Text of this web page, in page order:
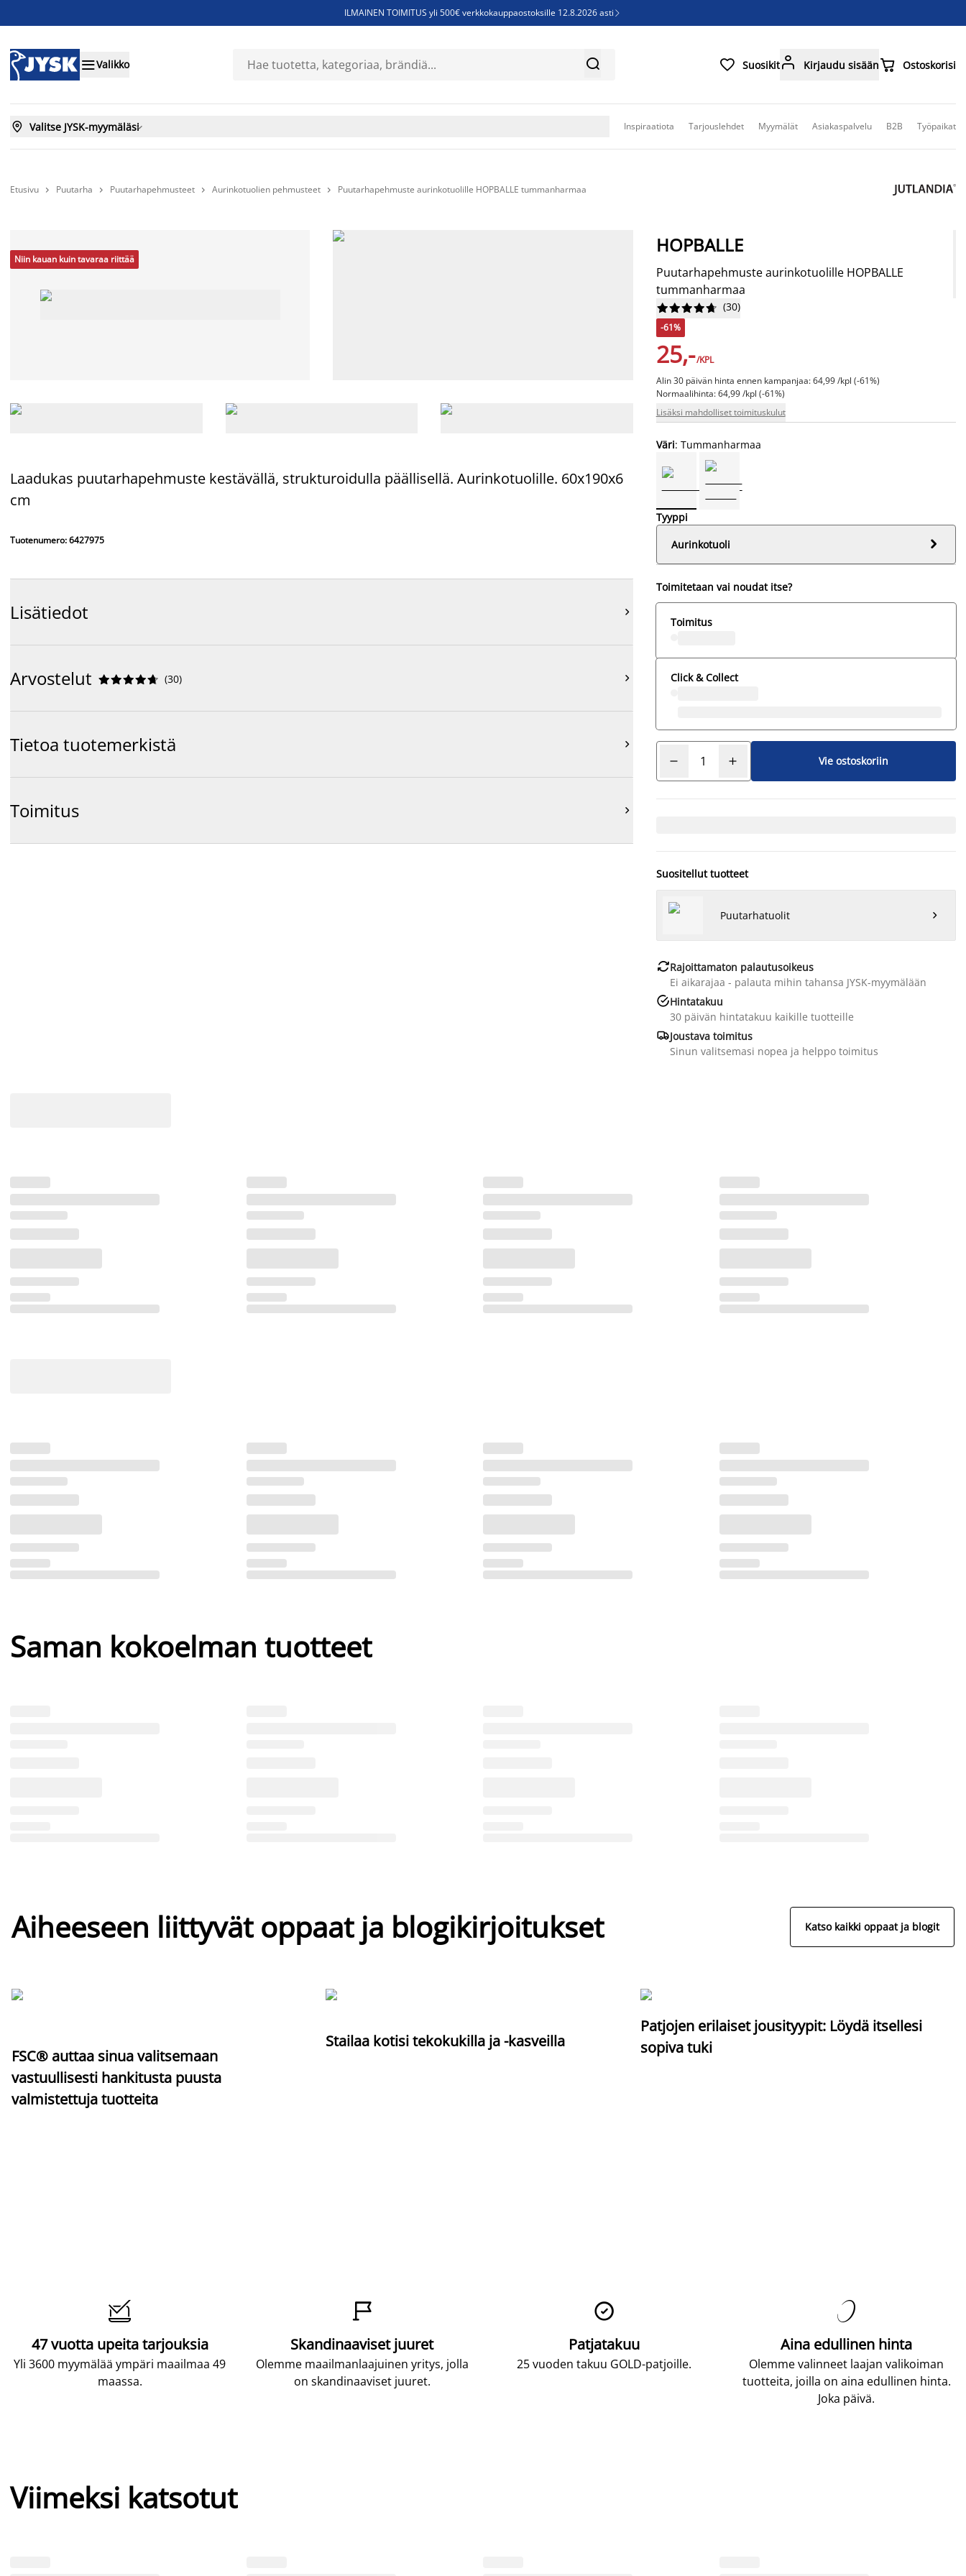
ILMAINEN TOIMITUS yli 500€ verkkokauppaostoksille 12.8.2026 asti 
Sijauspatjoja - Säästä jopa 60%
Valikko   Suosikit Kirjaudu sisään Ostoskorisi
 Valitse JYSK-myymäläsi Inspiraatiota Tarjouslehdet Myymälät Asiakaspalvelu B2B Työpaikat
Etusivu  Puutarha  Puutarhapehmusteet  Aurinkotuolien pehmusteet  Puutarhapehmuste aurinkotuolille HOPBALLE tummanharmaa
Niin kauan kuin tavaraa riittää
Laadukas puutarhapehmuste kestävällä, strukturoidulla päällisellä. Aurinkotuolille. 60x190x6
cm
Tuotenumero: 6427975
Lisätiedot 
Arvostelut 




 (30) 
Tietoa tuotemerkistä 
Toimitus 
HOPBALLE
Puutarhapehmuste aurinkotuolille HOPBALLE
tummanharmaa





 (30)
-61%
25,-/KPL
Alin 30 päivän hinta ennen kampanjaa: 64,99 /kpl (-61%)
Normaalihinta: 64,99 /kpl (-61%)
Lisäksi mahdolliset toimituskulut
Väri: Tummanharmaa
Tyyppi
Aurinkotuoli

Toimitetaan vai noudat itse?
Toimitus
Click & Collect
Vie ostoskoriin
Suositellut tuotteet
Puutarhatuolit 
Rajoittamaton palautusoikeus
Ei aikarajaa - palauta mihin tahansa JYSK-myymälään
Hintatakuu
30 päivän hintatakuu kaikille tuotteille
Joustava toimitus
Sinun valitsemasi nopea ja helppo toimitus
Saman kokoelman tuotteet
Aiheeseen liittyvät oppaat ja blogikirjoitukset Katso kaikki oppaat ja blogit
FSC® auttaa sinua valitsemaan
vastuullisesti hankitusta puusta
valmistettuja tuotteita
Stailaa kotisi tekokukilla ja -kasveilla
Patjojen erilaiset jousityypit: Löydä itsellesi
sopiva tuki

47 vuotta upeita tarjouksia
Yli 3600 myymälää ympäri maailmaa 49
maassa.

Skandinaaviset juuret
Olemme maailmanlaajuinen yritys, jolla
on skandinaaviset juuret.

Patjatakuu
25 vuoden takuu GOLD-patjoille.

Aina edullinen hinta
Olemme valinneet laajan valikoiman
tuotteita, joilla on aina edullinen hinta.
Joka päivä.
Viimeksi katsotut